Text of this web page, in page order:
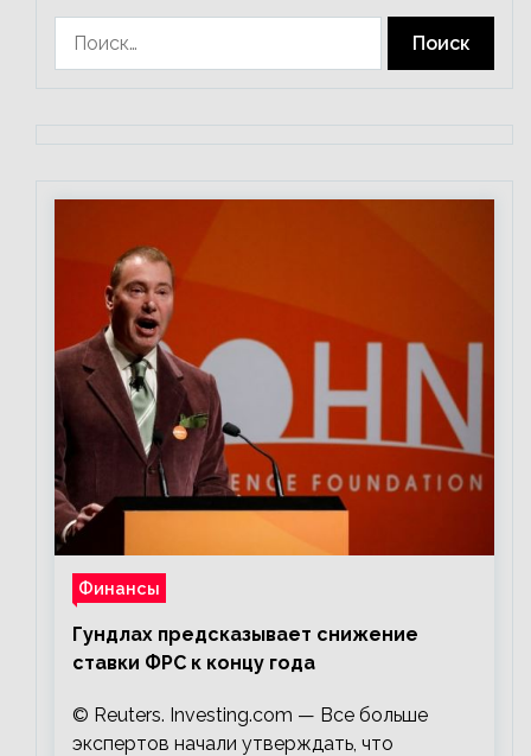
Финансы
Гундлах предсказывает снижение
ставки ФРС к концу года
© Reuters. Investing.com — Все больше
экспертов начали утверждать, что